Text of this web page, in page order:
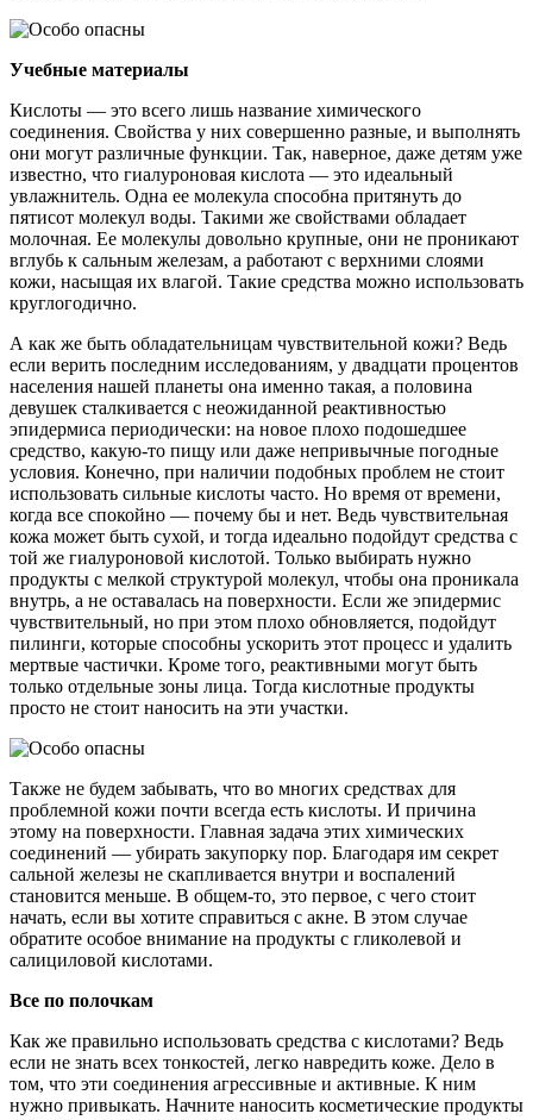
Учебные материалы
Кислоты — это всего лишь название химического
соединения. Свойства у них совершенно разные, и выполнять
они могут различные функции. Так, наверное, даже детям уже
известно, что гиалуроновая кислота — это идеальный
увлажнитель. Одна ее молекула способна притянуть до
пятисот молекул воды. Такими же свойствами обладает
молочная. Ее молекулы довольно крупные, они не проникают
вглубь к сальным железам, а работают с верхними слоями
кожи, насыщая их влагой. Такие средства можно использовать
круглогодично.
А как же быть обладательницам чувствительной кожи? Ведь
если верить последним исследованиям, у двадцати процентов
населения нашей планеты она именно такая, а половина
девушек сталкивается с неожиданной реактивностью
эпидермиса периодически: на новое плохо подошедшее
средство, какую-то пищу или даже непривычные погодные
условия. Конечно, при наличии подобных проблем не стоит
использовать сильные кислоты часто. Но время от времени,
когда все спокойно — почему бы и нет. Ведь чувствительная
кожа может быть сухой, и тогда идеально подойдут средства с
той же гиалуроновой кислотой. Только выбирать нужно
продукты с мелкой структурой молекул, чтобы она проникала
внутрь, а не оставалась на поверхности. Если же эпидермис
чувствительный, но при этом плохо обновляется, подойдут
пилинги, которые способны ускорить этот процесс и удалить
мертвые частички. Кроме того, реактивными могут быть
только отдельные зоны лица. Тогда кислотные продукты
просто не стоит наносить на эти участки.
Также не будем забывать, что во многих средствах для
проблемной кожи почти всегда есть кислоты. И причина
этому на поверхности. Главная задача этих химических
соединений — убирать закупорку пор. Благодаря им секрет
сальной железы не скапливается внутри и воспалений
становится меньше. В общем-то, это первое, с чего стоит
начать, если вы хотите справиться с акне. В этом случае
обратите особое внимание на продукты с гликолевой и
салициловой кислотами.
Все по полочкам
Как же правильно использовать средства с кислотами? Ведь
если не знать всех тонкостей, легко навредить коже. Дело в
том, что эти соединения агрессивные и активные. К ним
нужно привыкать. Начните наносить косметические продукты